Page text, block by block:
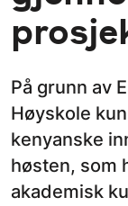
På grunn av
Høyskole
kenyanske
høsten, som
akademisk